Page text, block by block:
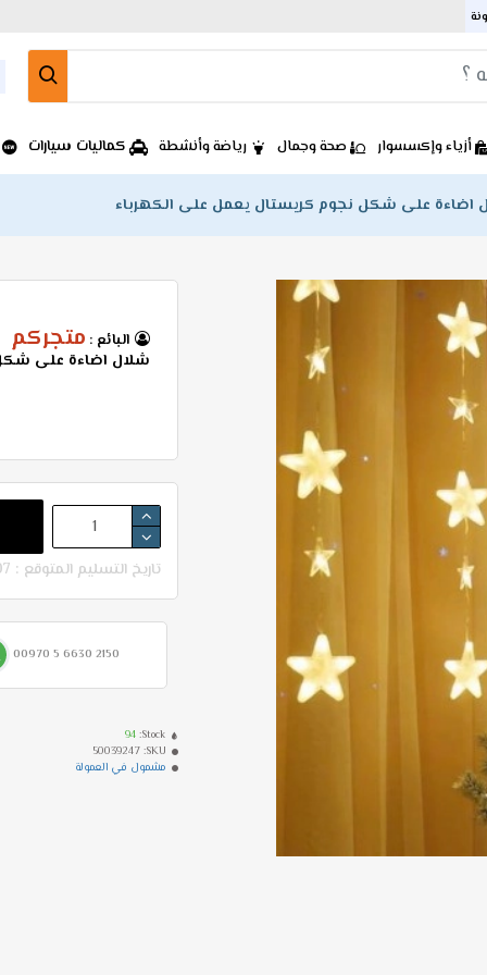
أزياء وإكسسوار صحة وجمال رياضة وأنشطة كماليات سيارات
اضاءة على شكل نجوم كريستال يعمل على الكهرباء
البائع : متجركم
شلال اضاءة على
Stock:
94
SKU:
50039247
مشمول في العمولة
تاريخ التسليم المتوقع : 07-08 - 11-08
00970 5 6630 2150